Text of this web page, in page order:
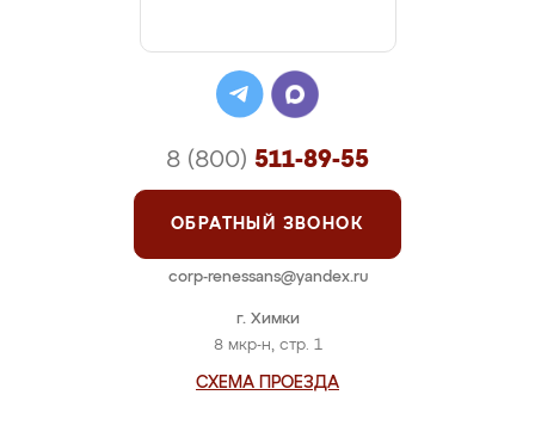
г. Химки
8 мкр-н, стр. 1
СХЕМА ПРОЕЗДА
8 (800) 511-89-55
ОБРАТНЫЙ ЗВОНОК
corp-renessans@yandex.ru